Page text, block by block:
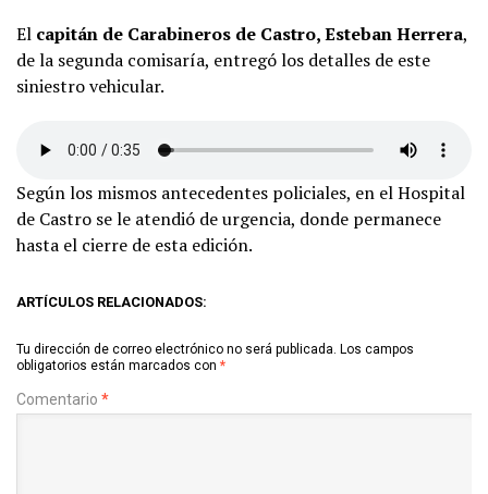
El capitán de Carabineros de Castro, Esteban Herrera,
de la segunda comisaría, entregó los detalles de este
siniestro vehicular.
Según los mismos antecedentes policiales, en el Hospital
de Castro se le atendió de urgencia, donde permanece
hasta el cierre de esta edición.
ARTÍCULOS RELACIONADOS:
Tu dirección de correo electrónico no será publicada. Los campos
obligatorios están marcados con *
Comentario *